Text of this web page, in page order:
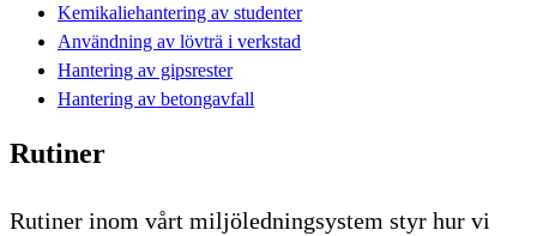
Kemikaliehantering av studenter
Användning av lövträ i verkstad
Hantering av gipsrester
Hantering av betongavfall
Rutiner
Rutiner inom vårt miljöledningsystem styr hur vi